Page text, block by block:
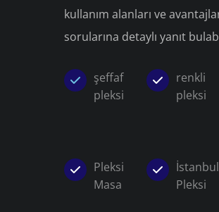
kullanım alanları ve
sorularına detaylı yanıt
şeffaf
pleksi
renkli
pleksi
Pleksi
Masa
İstanbul
Pleksi